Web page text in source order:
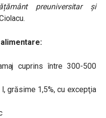
preuniversitar și
cuprins între 300-500
grăsime 1,5%, cu excepţia